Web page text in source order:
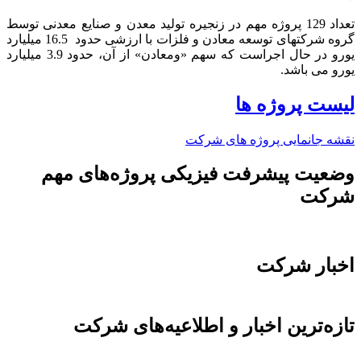
تعداد 129 پروژه مهم در زنجیره تولید معدن و صنایع معدنی توسط
گروه شرکتهای توسعه معادن و فلزات با ارزشی حدود 16.5 میلیارد
یورو در حال اجراست که سهم «ومعادن» از آن، حدود 3.9 میلیارد
یورو می باشد.​
لیست پروژه ها
نقشه جانمایی پروژه های شرکت
وضعیت پیشرفت فیزیکی پروژه‌های مهم
شرکت
اخبار شرکت
تازه‌ترین اخبار و اطلاعیه‌های شرکت